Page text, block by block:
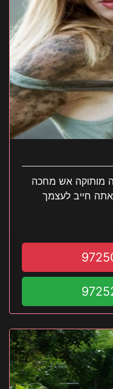
פצצת על בת 22 פצצה מותוקה אש מחכה
חייב לעצמך